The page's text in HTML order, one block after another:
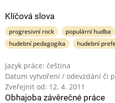
Klíčová slova
progresivní rock populární hudba
hudební pedagogika
hudební
Jazyk práce: čeština
Datum vytvoření / odevzdání či
Zveřejnit od: 12. 4. 2011
Obhajoba závěrečné práce